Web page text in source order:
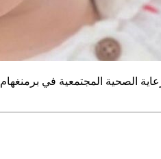
الصحية المجتمعية في